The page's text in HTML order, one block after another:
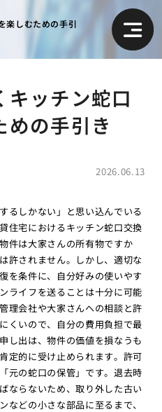
楽しむための手引
ッチン蛇口
めの手引き
2026.06.13
るしかない」と思い込んでいる
住宅におけるキッチン蛇口交換
件は大家さんの所有物ですか
許されません。しかし、適切な
を条件に、自分好みの使いやす
ライフを送ることは十分に可能
理会社や大家さんへの相談と許
くいので、自分の費用負担で最
し出は、物件の価値を損なうも
定的に受け止められます。許可
元の蛇口の保管」です。退去時
ならないため、取り外した古い
などの小さな部品に至るまで、